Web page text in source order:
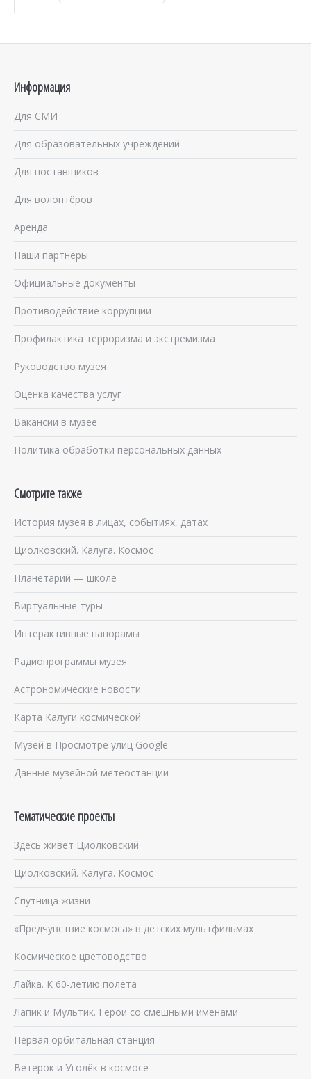
Информация
Для СМИ
Для образовательных учреждений
Для поставщиков
Для волонтёров
Аренда
Наши партнёры
Официальные документы
Противодействие коррупции
Профилактика терроризма и экстремизма
Руководство музея
Оценка качества услуг
Вакансии в музее
Политика обработки персональных данных
Смотрите также
История музея в лицах, событиях, датах
Циолковский. Калуга. Космос
Планетарий — школе
Виртуальные туры
Интерактивные панорамы
Радиопрограммы музея
Астрономические новости
Карта Калуги космической
Музей в Просмотре улиц Google
Данные музейной метеостанции
Тематические проекты
Здесь живёт Циолковский
Циолковский. Калуга. Космос
Спутница жизни
«Предчувствие космоса» в детских мультфильмах
Космическое цветоводство
Лайка. К 60-летию полета
Лапик и Мультик. Герои со смешными именами
Первая орбитальная станция
Ветерок и Уголёк в космосе